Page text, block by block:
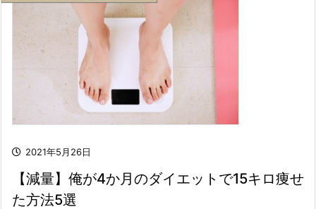
2021年5月26日
【減量】俺が4か月のダイエットで15キロ痩せ
た方法5選